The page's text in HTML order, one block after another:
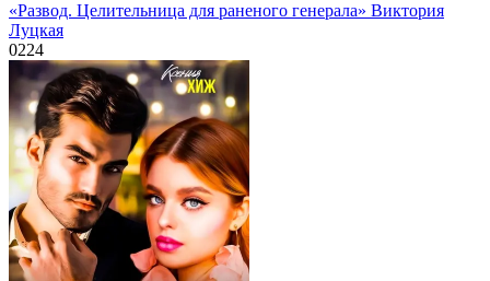
«Развод. Целительница для раненого генерала» Виктория
Луцкая
0224